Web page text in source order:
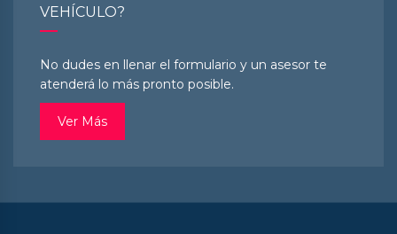
VEHÍCULO?
No dudes en llenar el formulario y un asesor te
atenderá lo más pronto posible.
Ver Más